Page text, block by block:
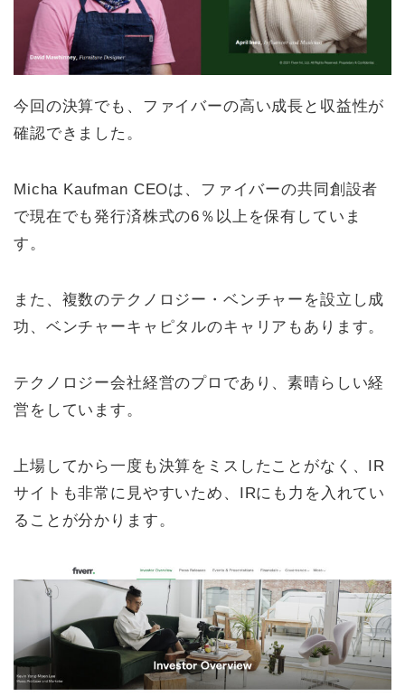
今回の決算でも、ファイバーの高い成長と収益性が
確認できました。
Micha Kaufman CEOは、ファイバーの共同創設者
で現在でも発行済株式の6％以上を保有していま
す。
また、複数のテクノロジー・ベンチャーを設立し成
功、ベンチャーキャピタルのキャリアもあります。
テクノロジー会社経営のプロであり、素晴らしい経
営をしています。
上場してから一度も決算をミスしたことがなく、IR
サイトも非常に見やすいため、IRにも力を入れてい
ることが分かります。